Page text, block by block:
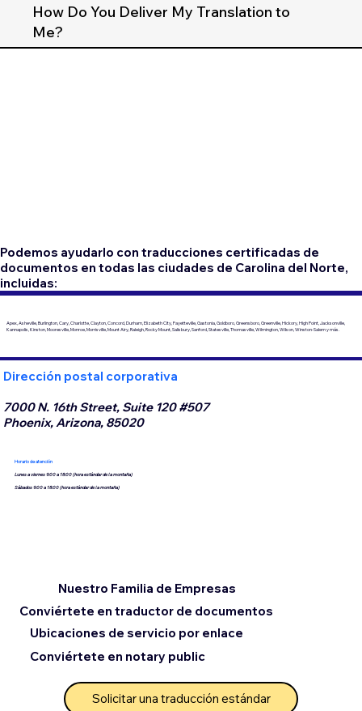
How Do You Deliver My Translation to
Me?
Podemos ayudarlo con traducciones certificadas de
documentos en todas las ciudades de Carolina del Norte,
incluidas:
Apex, Asheville, Burlington, Cary, Charlotte, Clayton, Concord, Durham, Elizabeth City, Fayetteville, Gastonia, Goldboro, Greensboro, Greenville, Hickory, High Point, Jacksonville,
Kannapolis, Kinston, Mooresville, Monroe, Morrisville, Mount Airy, Raleigh, Rocky Mount, Salisbury, Sanford, Statesville, Thomasville, Wilmington, Wilson, Winston-Salem y más.
Dirección postal corporativa
7000 N. 16th Street, Suite 120 #507
Phoenix, Arizona, 85020
Horario de atención
Lunes a viernes 9:00 a 18:00 (hora estándar de la montaña)
Sábados 9:00 a 18:00 (hora estándar de la montaña)
Conviértete en traductor de documentos
Ubicaciones de servicio por enlace
Nuestro Familia de Empresas
Conviértete en notary public
Solicitar una traducción estándar